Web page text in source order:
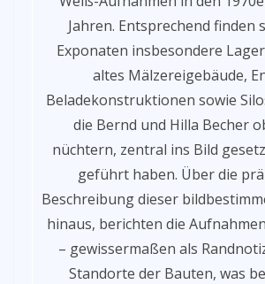
Jahren. Entsprechend finden
Exponaten insbesondere
altes Mälzereigebäude,
Beladekonstruktionen sowie
die Bernd und Hilla Becher
nüchtern, zentral ins Bild
geführt haben. Über die
Beschreibung dieser
hinaus, berichten die
– gewissermaßen als
Standorte der Bauten, was